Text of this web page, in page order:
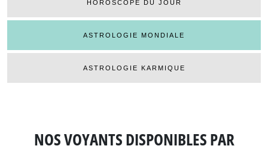
HOROSCOPE DU JOUR
ASTROLOGIE MONDIALE
ASTROLOGIE KARMIQUE
NOS VOYANTS DISPONIBLESPAR